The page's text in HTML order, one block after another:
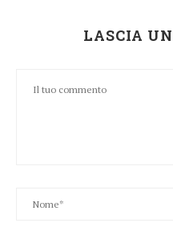
LASCIA